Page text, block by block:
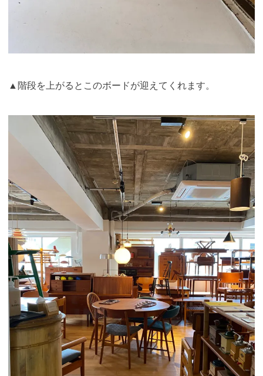
▲階段を上がるとこのボードが迎えてくれます。